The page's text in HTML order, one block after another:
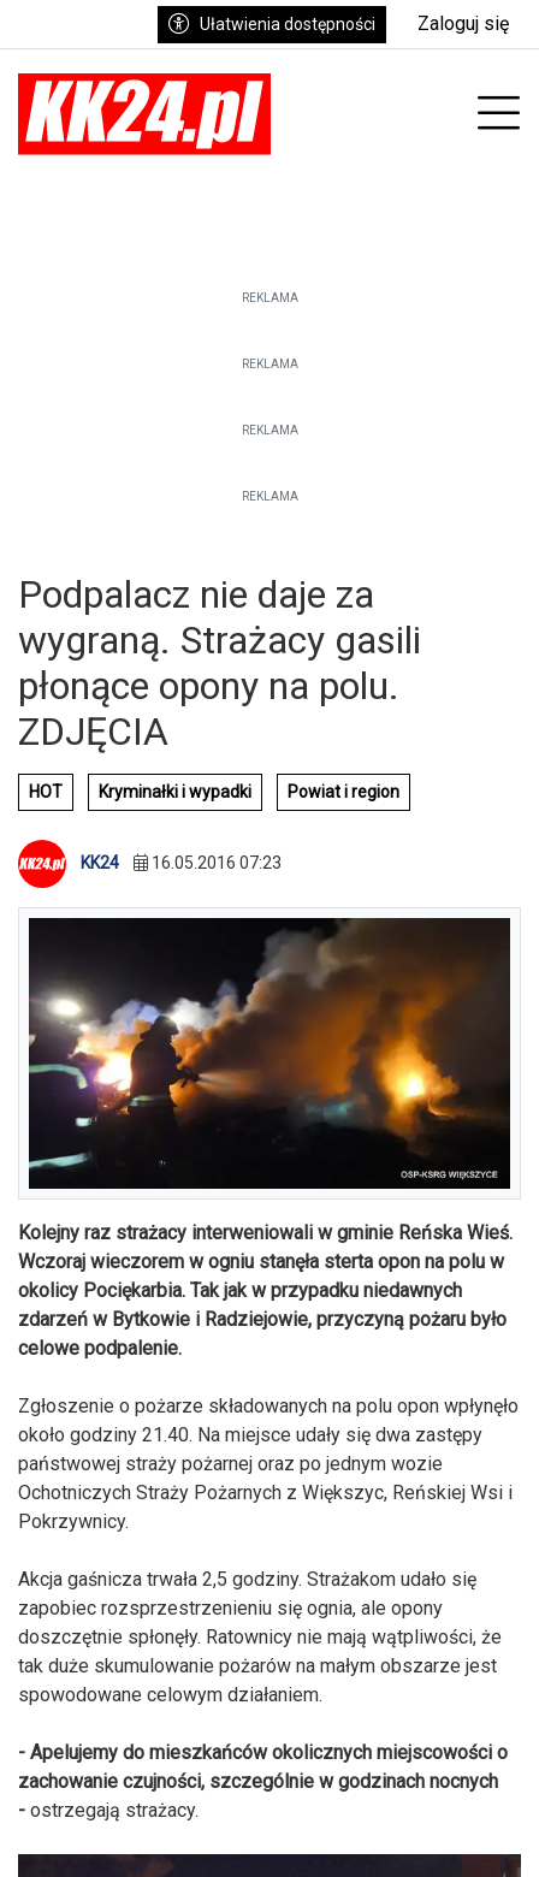
Ułatwienia dostępności Zaloguj się
REKLAMA
REKLAMA
REKLAMA
REKLAMA
Podpalacz nie daje za
wygraną. Strażacy gasili
płonące opony na polu.
ZDJĘCIA
HOT Kryminałki i wypadki Powiat i region
KK24 16.05.2016 07:23
Kolejny raz strażacy interweniowali w gminie Reńska Wieś.
Wczoraj wieczorem w ogniu stanęła sterta opon na polu w
okolicy Pociękarbia. Tak jak w przypadku niedawnych
zdarzeń w Bytkowie i Radziejowie, przyczyną pożaru było
celowe podpalenie.
Zgłoszenie o pożarze składowanych na polu opon wpłynęło
około godziny 21.40. Na miejsce udały się dwa zastępy
państwowej straży pożarnej oraz po jednym wozie
Ochotniczych Straży Pożarnych z Większyc, Reńskiej Wsi i
Pokrzywnicy.
Akcja gaśnicza trwała 2,5 godziny. Strażakom udało się
zapobiec rozsprzestrzenieniu się ognia, ale opony
doszczętnie spłonęły. Ratownicy nie mają wątpliwości, że
tak duże skumulowanie pożarów na małym obszarze jest
spowodowane celowym działaniem.
- Apelujemy do mieszkańców okolicznych miejscowości o
zachowanie czujności, szczególnie w godzinach nocnych
- ostrzegają strażacy.